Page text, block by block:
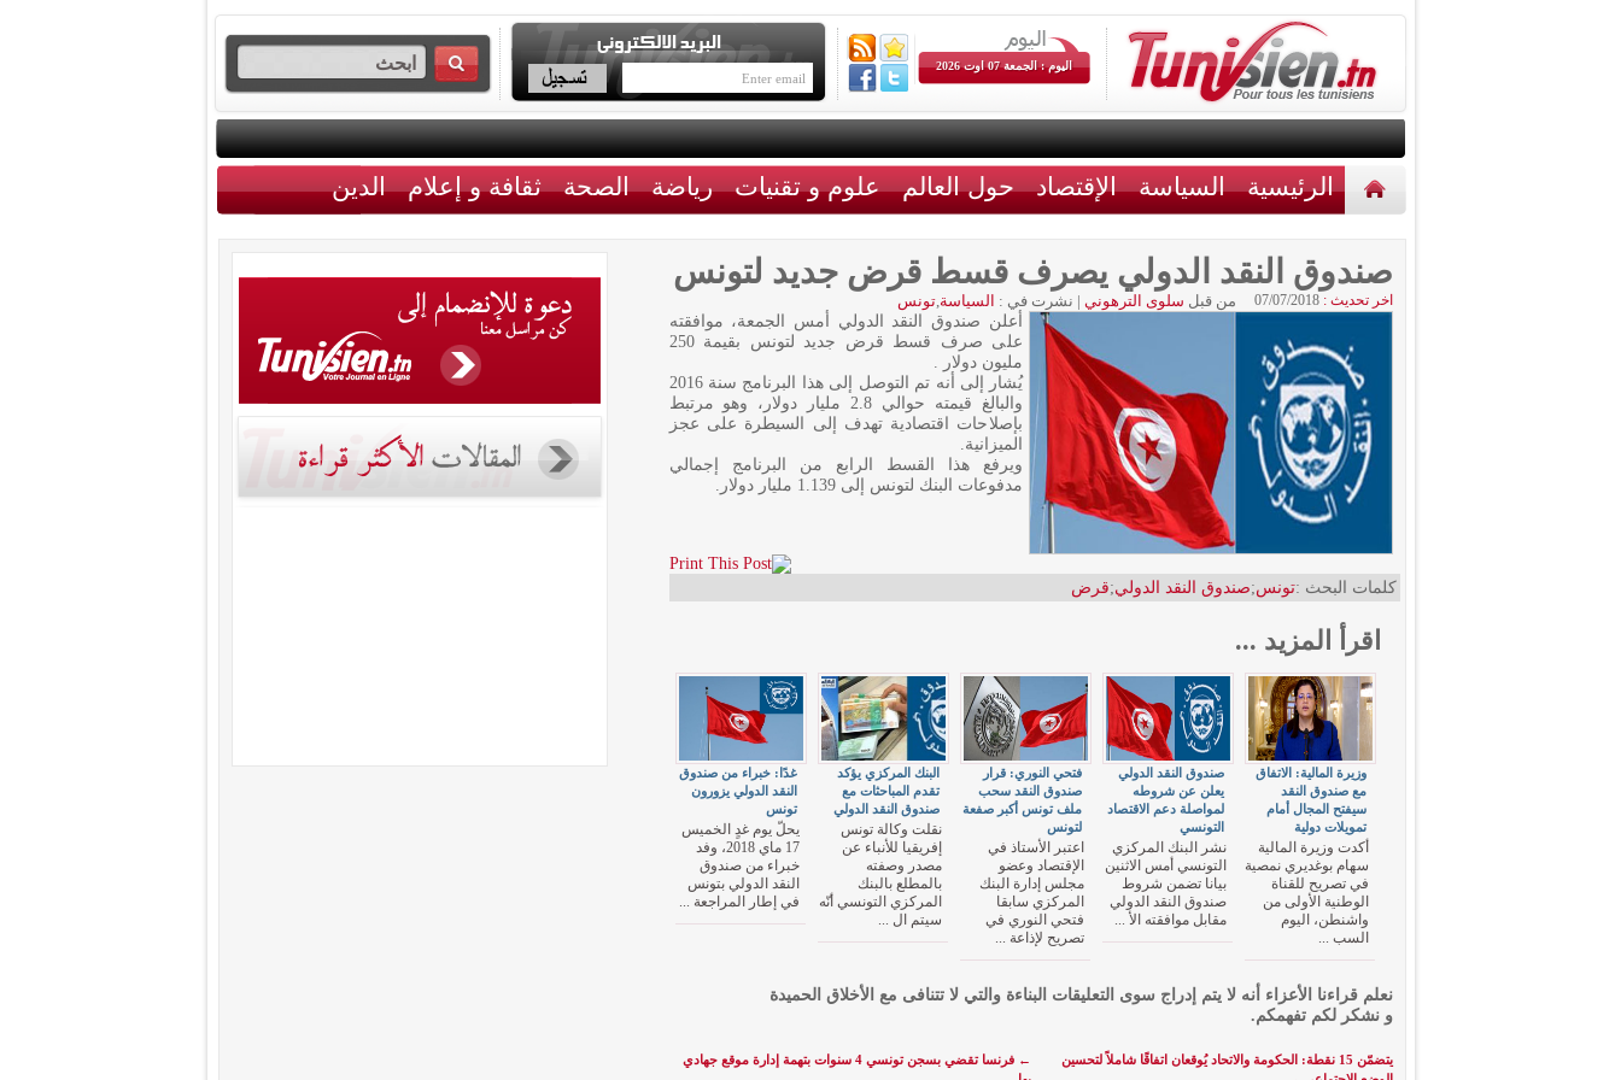
اليوم : الجمعة 07 اوت 2026
الرئيسية السياسة الإقتصاد حول العالم علوم و تقنيات رياضة الصحة ثقافة و إعلام الدين
صندوق النقد الدولي يصرف قسط قرض جديد لتونس
اخر تحديث : 07/07/2018 من قبل سلوى الترهوني | نشرت في : السياسة,تونس
أعلن صندوق النقد الدولي أمس الجمعة، موافقته
على صرف قسط قرض جديد لتونس بقيمة 250
مليون دولار‭‭‭‭ ‬‬‬‬.
يُشار إلى أنه تم التوصل إلى هذا البرنامج سنة 2016
والبالغ قيمته حوالي 2.8 مليار دولار، وهو مرتبط
بإصلاحات اقتصادية تهدف إلى السيطرة على عجز
الميزانية.
ويرفع هذا القسط الرابع من البرنامج إجمالي
مدفوعات البنك لتونس إلى 1.139 مليار دولار.
كلمات البحث :تونس;صندوق النقد الدولي;قرض
اقرأ المزيد ...
غدًا: خبراء من صندوق
النقد الدولي يزورون
تونس
يحلّ يوم غدٍ الخميس
17 ماي 2018، وفد
خبراء من صندوق
النقد الدولي بتونس
في إطار المراجعة ...
البنك المركزي يؤكد
تقدم المباحثات مع
صندوق النقد الدولي
نقلت وكالة تونس
إفريقيا للأنباء عن
مصدر وصفته
بالمطلع بالبنك
المركزي التونسي أنّه
سيتم ال ...
فتحي النوري: قرار
صندوق النقد سحب
ملف تونس أكبر صفعة
لتونس
اعتبر الأستاذ في
الإقتصاد وعضو
مجلس إدارة البنك
المركزي سابقا
فتحي النوري في
تصريح لإذاعة ...
صندوق النقد الدولي
يعلن عن شروطه
لمواصلة دعم الاقتصاد
التونسي
نشر البنك المركزي
التونسي أمس الاثنين
بيانا تضمن شروط
صندوق النقد الدولي
مقابل موافقته الأ ...
وزيرة المالية: الاتفاق
مع صندوق النقد
سيفتح المجال أمام
تمويلات دولية
أكدت وزيرة المالية
سهام بوغديري نمصية
في تصريح للقناة
الوطنية الأولى من
واشنطن، اليوم
السب ...
نعلم قراءنا الأعزاء أنه لا يتم إدراج سوى التعليقات البناءة والتي لا تتنافى مع الأخلاق الحميدة
و نشكر لكم تفهمكم.
←
فرنسا تقضي بسجن تونسي 4 سنوات بتهمة إدارة موقع جهادي
يتضمّن 15 نقطة: الحكومة والاتحاد يُوقعان اتفاقًا شاملاً لتحسين